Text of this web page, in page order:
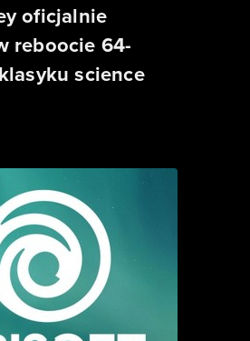
oficjalnie
reboocie 64-
science